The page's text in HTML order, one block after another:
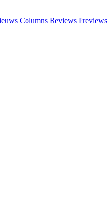
Columns Reviews Previews